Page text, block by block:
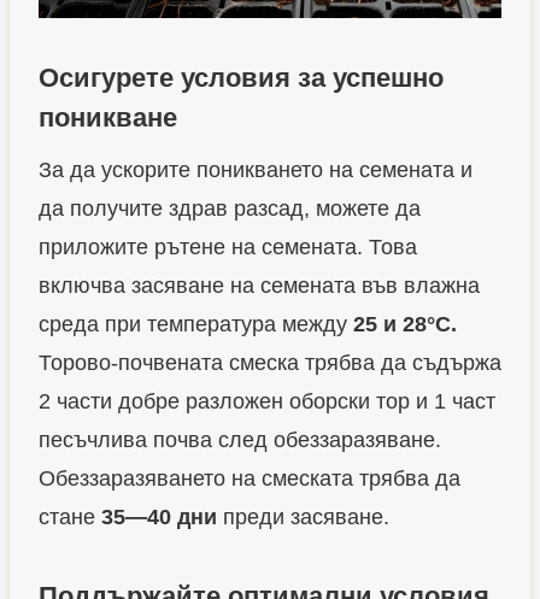
Осигурете условия за успешно
поникване
За да ускорите поникването на семената и
да получите здрав разсад, можете да
приложите рътене на семената. Това
включва засяване на семената във влажна
среда при температура между 25 и 28°C.
Торово-почвената смеска трябва да съдържа
2 части добре разложен оборски тор и 1 част
песъчлива почва след обеззаразяване.
Обеззаразяването на смеската трябва да
стане 35—40 дни преди засяване.